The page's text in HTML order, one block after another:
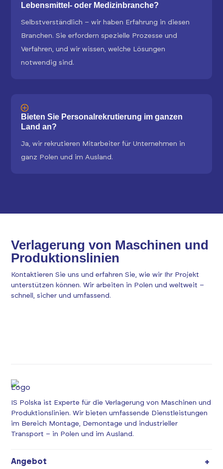
Lebensmittel- oder Medizinbranche?
Selbstverständlich – wir haben Erfahrung in diesen
Branchen. Sie erfordern spezielle Prozesse und
Verfahren, und wir wissen, welche Lösungen
notwendig sind.
Bieten Sie Personalrekrutierung im ganzen
Land an?
Ja, wir rekrutieren Mitarbeiter für Unternehmen in
ganz Polen und im Ausland.
Verlagerung von Maschinen und
Produktionslinien
Kontaktieren Sie uns und erfahren Sie, wie wir Ihr Projekt
unterstützen können. Wir arbeiten in Polen und weltweit –
schnell, sicher und umfassend.
IS Polska ist Experte für die Verlagerung von Maschinen und
Produktionslinien. Wir bieten umfassende Dienstleistungen
im Bereich Montage, Demontage und industrieller
Transport – in Polen und im Ausland.
Angebot